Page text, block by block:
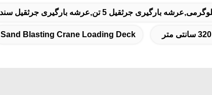
Sand Blasting Crane Loading Deck